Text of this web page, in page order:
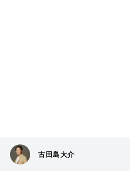
古田島大介